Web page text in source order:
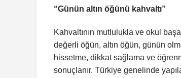
“Günün altın öğünü kahvaltı”
Kahvaltının mutlulukla ve okul
değerli öğün, altın öğün, günün
hissetme, dikkat sağlama ve
sonuçlanır. Türkiye genelinde